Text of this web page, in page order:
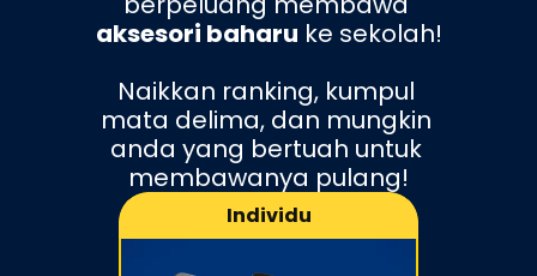
aksesori baharu ke sekolah!
Naikkan ranking, kumpul
mata delima, dan mungkin
anda yang bertuah untuk
membawanya pulang!
Individu